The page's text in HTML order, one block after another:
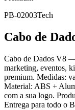
PB-02003Tech
Cabo de
Cabo de Dados V8
marketing, eventos,
premium. Medidas:
Material: ABS +
com a sua logo.
Entrega para todo o